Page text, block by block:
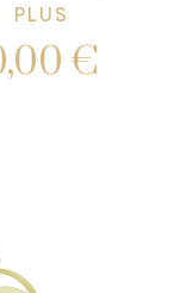
PLUS
€